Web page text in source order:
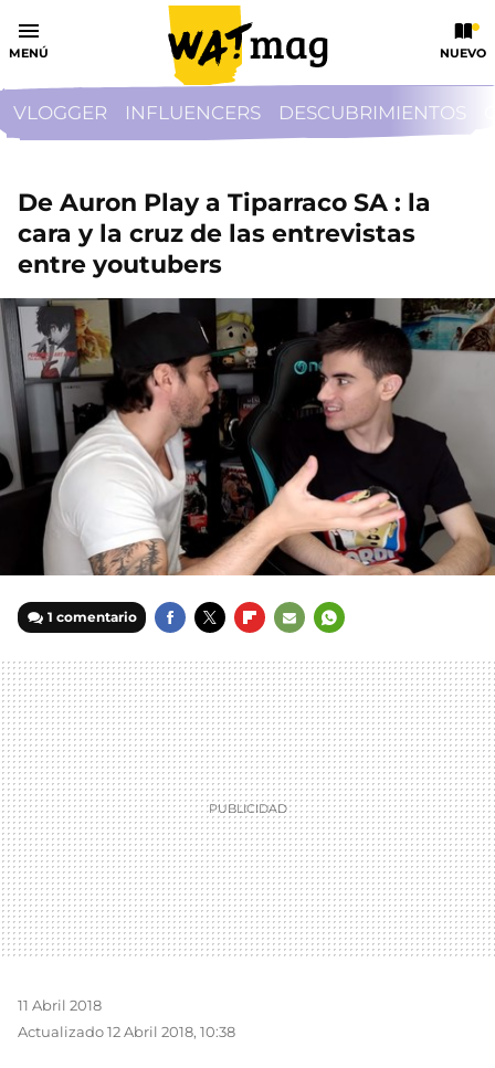
MENÚ NUEVO
VLOGGER INFLUENCERS DESCUBRIMIENTOS
De Auron Play a Tiparraco SA : la
cara y la cruz de las entrevistas
entre youtubers
1 comentario
MAIL
11 Abril 2018
Actualizado 12 Abril 2018, 10:38